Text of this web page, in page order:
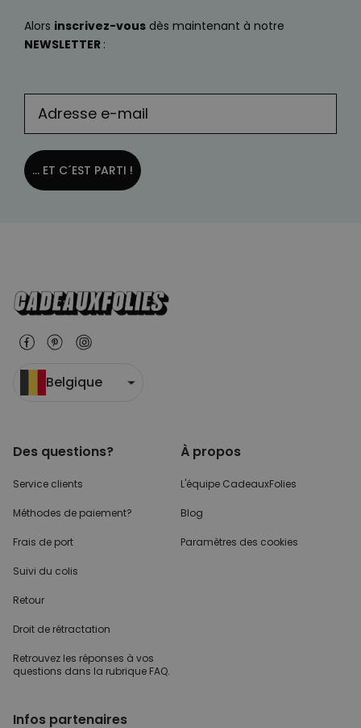
Alors inscrivez-vous dès maintenant à notre
NEWSLETTER :
... ET C´EST PARTI !
Belgique
Des questions?
Service clients
Méthodes de paiement?
Frais de port
Suivi du colis
Retour
Droit de rétractation
Retrouvez les réponses à vos
questions dans la rubrique FAQ.
À propos
L'équipe CadeauxFolies
Blog
Paramètres des cookies
Infos partenaires